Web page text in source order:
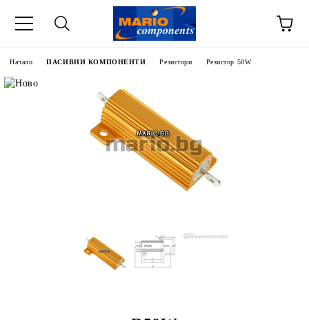
Начало ПАСИВНИ КОМПОНЕНТИ Резистори Резистор 50W